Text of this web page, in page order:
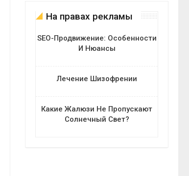
На правах рекламы
SEO-Продвижение: Особенности
И Нюансы
Лечение Шизофрении
Какие Жалюзи Не Пропускают
Солнечный Свет?